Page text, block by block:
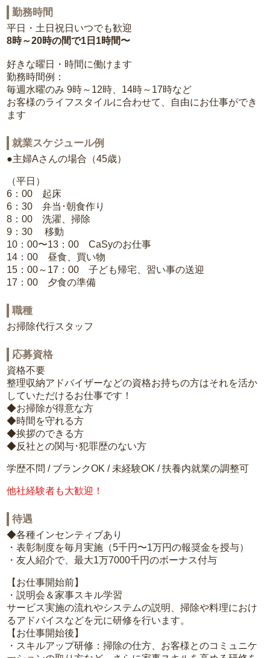
勤務時間
平日・土日祝日いつでも歓迎
8時～20時の間で1日1時間〜
好きな曜日・時間に働けます
勤務時間例：
毎週水曜のみ 9時～12時、14時～17時など
お客様のライフスタイルに合わせて、自由にお仕事ができ
ます
就業スケジュール例
●主婦Aさんの場合（45歳）
（平日）
6：00 起床
6：30 弁当･朝食作り
8：00 洗濯、掃除
9：30 移動
10：00〜13：00 CaSyのお仕事
14：00 昼食、買い物
15：00～17：00 子ども帰宅、習い事の送迎
17：00 夕食の準備
職種
お掃除代行スタッフ
応募資格
資格不要
整理収納アドバイザーなどの資格お持ちの方はそれを活か
していただけるお仕事です！
◆お掃除が得意な方
◆時間を守れる方
◆挨拶のできる方
◆反社との関与･犯罪歴のない方
学歴不問 / ブランクOK / 未経験OK / 扶養内就業の調整可
他社経験者も大歓迎！
待遇
◆各種インセンティブあり
・表彰制度を毎月実施（5千円〜1万円の報奨金を授与）
・友人紹介で、最大1万7000千円のボーナス付与
【お仕事開始前】
・説明会＆家事スキル学習
サービス実施の流れやシステムの説明、掃除や料理におけ
るアドバイスなどを元に研修を行います。
【お仕事開始後】
・スキルアップ研修：掃除の仕方、お客様とのコミュニケ